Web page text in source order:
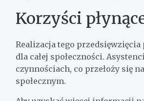
Korzyści
Realizacja tego
dla całej społeczności.
czynnościach, co przełoży się
społecznym.